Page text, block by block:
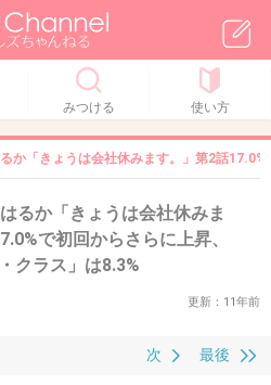
みつける 使い方
るか「きょうは会社休みます。」第2話
はるか「きょうは会社休みま
で初回からさらに上昇、
クラス」は8.3%
更新：11年前
最後
次